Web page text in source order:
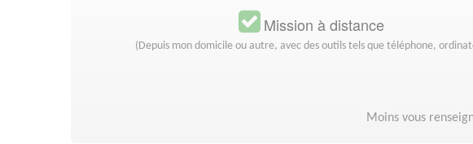
Mission à distance
(Depuis mon domicile ou autre, avec des outils tels que téléphone,
Moins vous